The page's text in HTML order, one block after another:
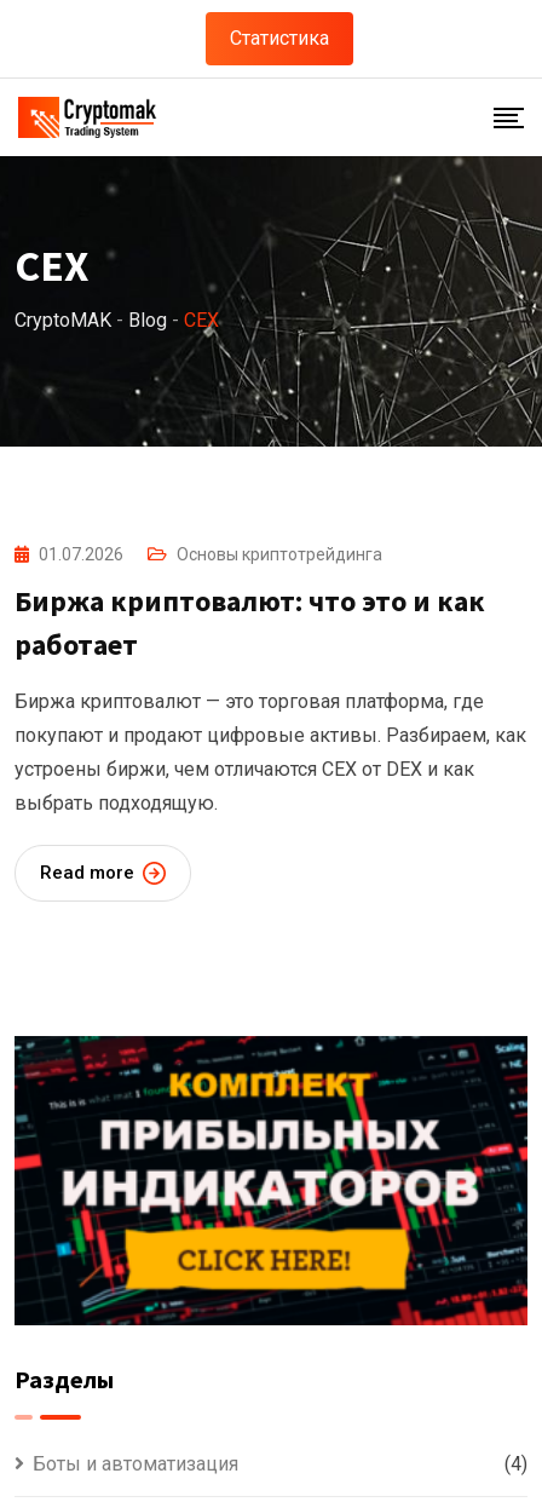
content
Статистика
CEX
CryptoMAK - Blog - CEX
01.07.2026 Основы криптотрейдинга
Биржа криптовалют: что это и как
работает
Биржа криптовалют — это торговая платформа, где
покупают и продают цифровые активы. Разбираем, как
устроены биржи, чем отличаются CEX от DEX и как
выбрать подходящую.
Read more
Разделы
Боты и автоматизация (4)